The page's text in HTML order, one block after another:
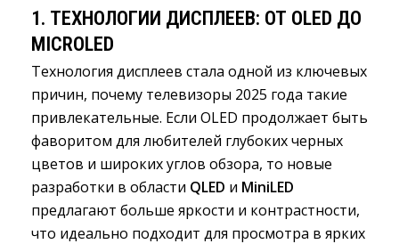
1. ТЕХНОЛОГИИ ДИСПЛЕЕВ: ОТ OLED ДО
MICROLED
Технология дисплеев стала одной из ключевых
причин, почему телевизоры 2025 года такие
привлекательные. Если OLED продолжает быть
фаворитом для любителей глубоких черных
цветов и широких углов обзора, то новые
разработки в области QLED и MiniLED
предлагают больше яркости и контрастности,
что идеально подходит для просмотра в ярких